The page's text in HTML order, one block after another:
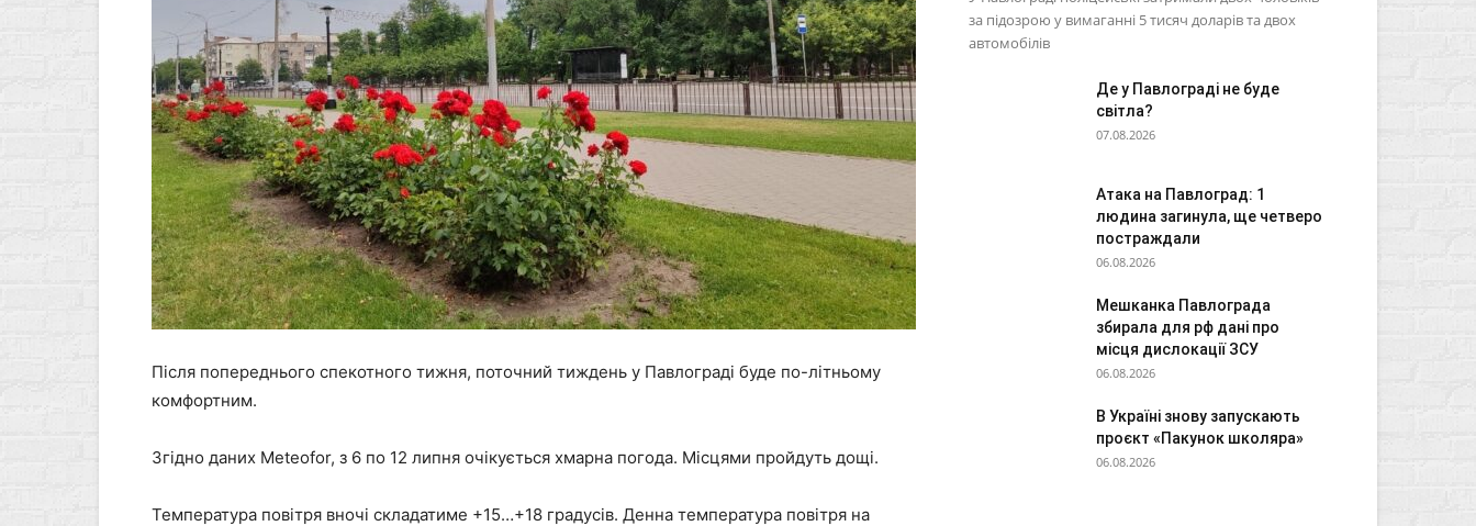
Після попереднього спекотного тижня, поточний тиждень у Павлограді буде по-літньому
комфортним.
Згідно даних Meteofor, з 6 по 12 липня очікується хмарна погода. Місцями пройдуть дощі.
Температура повітря вночі складатиме +15…+18 градусів. Денна температура повітря на
за підозрою у вимаганні 5 тисяч доларів та двох
автомобілів
Де у Павлограді не буде
світла?
07.08.2026
Атака на Павлоград: 1
людина загинула, ще четверо
постраждали
06.08.2026
Мешканка Павлограда
збирала для рф дані про
місця дислокації ЗСУ
06.08.2026
В Україні знову запускають
проєкт «Пакунок школяра»
06.08.2026